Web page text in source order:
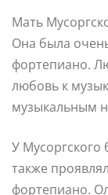
Мать
Она была
фортепиано.
любовь к
музыкальным
У Мусоргского
также
фортепиано.